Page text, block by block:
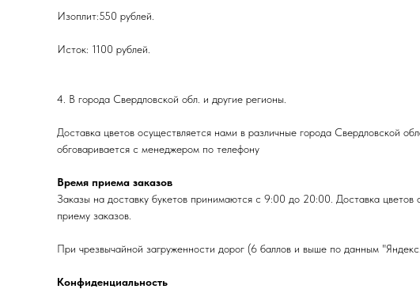
Изоплит:550 рублей.
Исток: 1100 рублей.
4. В города Свердловской обл. и другие регионы.
Доставка цветов осуществляется нами в различные города Свердловской
обговаривается с менеджером по телефону
Время приема заказов
Заказы на доставку букетов принимаются с 9:00 до 20:00. Доставка
приему заказов.
При чрезвычайной загруженности дорог (6 баллов и выше по данным
Конфиденциальность